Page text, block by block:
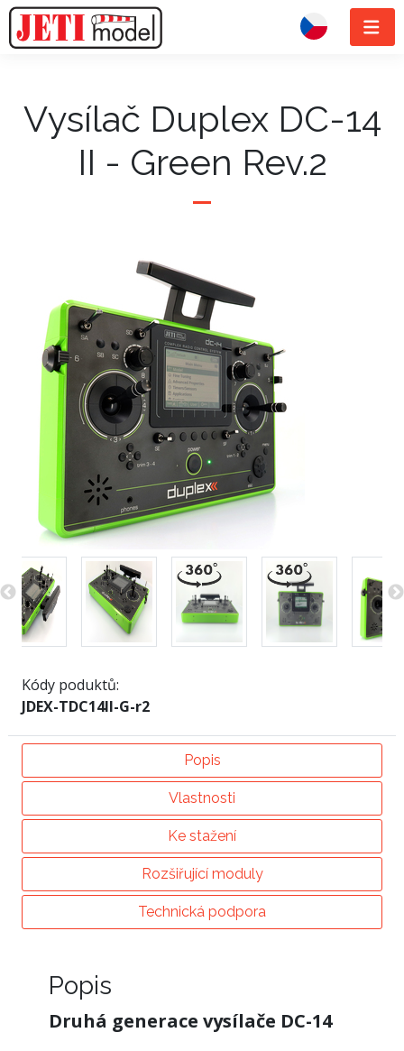
Vysílač Duplex DC-14
II - Green Rev.2
Kódy poduktů:
JDEX-TDC14II-G-r2
Popis
Vlastnosti
Ke stažení
Rozšiřující moduly
Technická podpora
Popis
Druhá generace vysílače DC-14